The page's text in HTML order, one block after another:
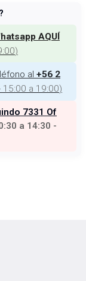
AQUÍ
)
al +56 2
15:00 a 19:00)
7331 Of
a 14:30 -